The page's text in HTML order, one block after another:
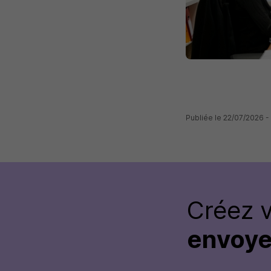
Publiée le 22/07/2026
Créez